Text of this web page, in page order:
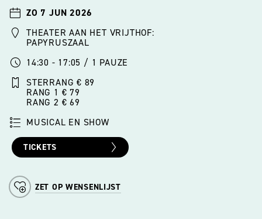
ZO 7 JUN 2026
THEATER AAN HET VRIJTHOF:
PAPYRUSZAAL
14:30 - 17:05 / 1 PAUZE
STERRANG € 89
RANG 1 € 79
RANG 2 € 69
MUSICAL EN SHOW
TICKETS
ZET OP WENSENLIJST